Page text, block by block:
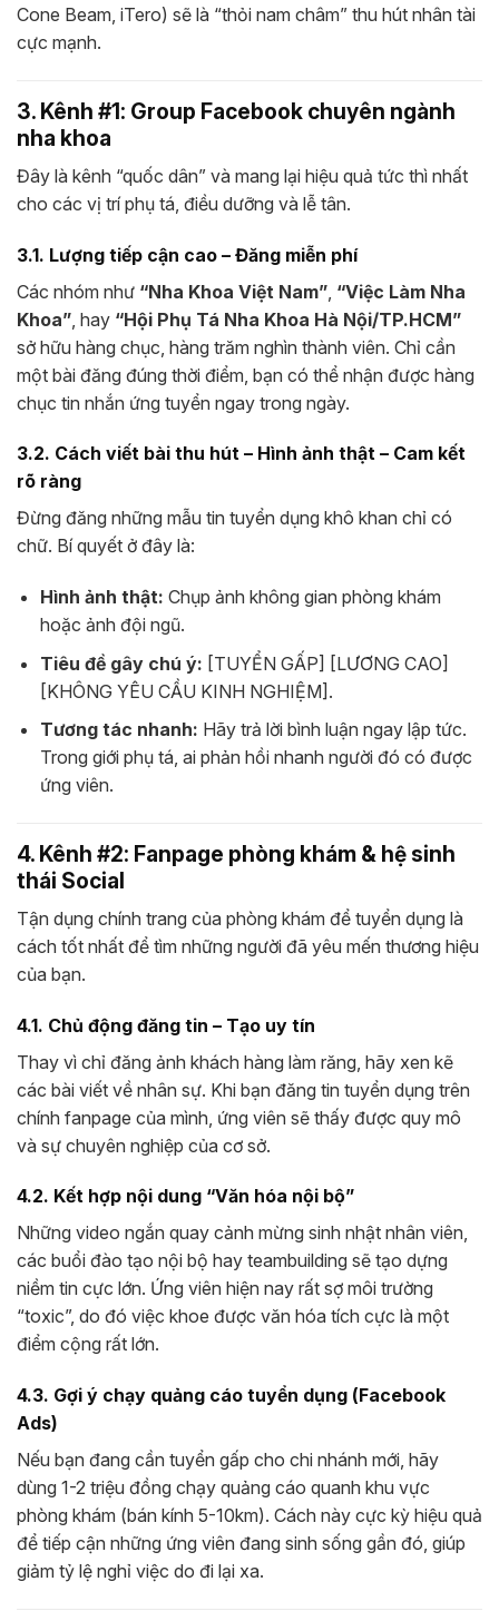
Cone Beam, iTero) sẽ là “thỏi nam châm” thu hút nhân tài
cực mạnh.
3. Kênh #1: Group Facebook chuyên ngành
nha khoa
Đây là kênh “quốc dân” và mang lại hiệu quả tức thì nhất
cho các vị trí phụ tá, điều dưỡng và lễ tân.
3.1. Lượng tiếp cận cao – Đăng miễn phí
Các nhóm như “Nha Khoa Việt Nam” “Việc Làm Nha
Khoa” , hay “Hội Phụ Tá Nha Khoa Hà Nội/TP.HCM”
sở hữu hàng chục, hàng trăm nghìn thành viên. Chỉ cần
một bài đăng đúng thời điểm, bạn có thể nhận được hàng
chục tin nhắn ứng tuyển ngay trong ngày.
3.2. Cách viết bài thu hút – Hình ảnh thật – Cam kết
rõ ràng
Đừng đăng những mẫu tin tuyển dụng khô khan chỉ có
chữ. Bí quyết ở đây là:
Hình ảnh thật: Chụp ảnh không gian phòng khám
hoặc ảnh đội ngũ.
Tiêu đề gây chú ý: [TUYỂN GẤP] [LƯƠNG CAO]
[KHÔNG YÊU CẦU KINH NGHIỆM].
Tương tác nhanh: Hãy trả lời bình luận ngay lập tức.
Trong giới phụ tá, ai phản hồi nhanh người đó có được
ứng viên.
4. Kênh #2: Fanpage phòng khám & hệ sinh
thái Social
Tận dụng chính trang của phòng khám để tuyển dụng là
cách tốt nhất để tìm những người đã yêu mến thương hiệu
của bạn.
4.1. Chủ động đăng tin – Tạo uy tín
Thay vì chỉ đăng ảnh khách hàng làm răng, hãy xen kẽ
các bài viết về nhân sự. Khi bạn đăng tin tuyển dụng trên
chính fanpage của mình, ứng viên sẽ thấy được quy mô
và sự chuyên nghiệp của cơ sở.
4.2. Kết hợp nội dung “Văn hóa nội bộ”
Những video ngắn quay cảnh mừng sinh nhật nhân viên,
các buổi đào tạo nội bộ hay teambuilding sẽ tạo dựng
niềm tin cực lớn. Ứng viên hiện nay rất sợ môi trường
“toxic”, do đó việc khoe được văn hóa tích cực là một
điểm cộng rất lớn.
4.3. Gợi ý chạy quảng cáo tuyển dụng (Facebook
Ads)
Nếu bạn đang cần tuyển gấp cho chi nhánh mới, hãy
dùng 1-2 triệu đồng chạy quảng cáo quanh khu vực
phòng khám (bán kính 5-10km). Cách này cực kỳ hiệu quả
để tiếp cận những ứng viên đang sinh sống gần đó, giúp
giảm tỷ lệ nghỉ việc do đi lại xa.